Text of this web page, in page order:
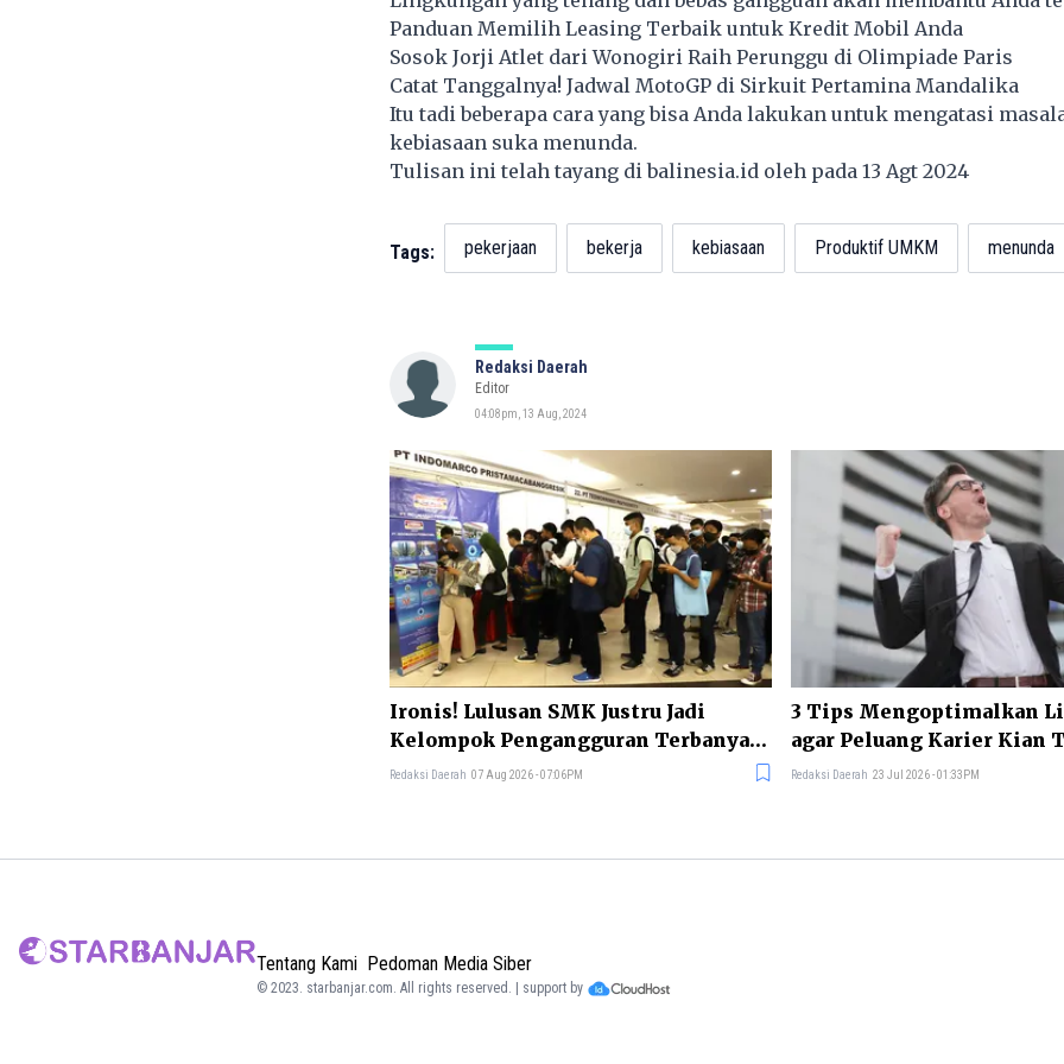
Panduan Memilih Leasing Terbaik untuk Kredit Mobil Anda
Sosok Jorji Atlet dari Wonogiri Raih Perunggu di Olimpiade Paris
Catat Tanggalnya! Jadwal MotoGP di Sirkuit Pertamina Mandalika
Itu tadi beberapa cara yang bisa Anda lakukan untuk mengatasi
kebiasaan suka menunda.
Tulisan ini telah tayang dibalinesia.id oleh pada 13 Agt 2024
Tags: pekerjaan bekerja kebiasaan Produktif UMKM menunda
Redaksi Daerah
Editor
04:08pm, 13 Aug, 2024
Ironis! Lulusan SMK Justru Jadi
Kelompok Pengangguran Terbanyak
di RI
Redaksi Daerah 07 Aug 2026 - 07:06PM
3 Tips Mengoptimalkan
agar Peluang Karier Kian
Redaksi Daerah 23 Jul 2026 - 01:33PM
Tentang Kami Pedoman Media Siber
© 2023. starbanjar.com. All rights reserved. | support by